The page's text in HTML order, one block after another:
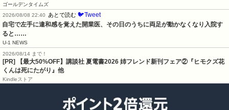
ゴールデンタイムズ
2026/08/08 22:40
あとで読む 🐦Tweet
自宅で左手に違和感を覚えた開業医、その日のうちに両足が動かなくなり入院す
ると……
U-1 NEWS
2026/08/14 まで！
[PR] 【最大50%OFF】講談社 夏電書2026 姉フレンド新刊フェア②『ヒモクズ花
くんは死にたがり』他
Kindleストア